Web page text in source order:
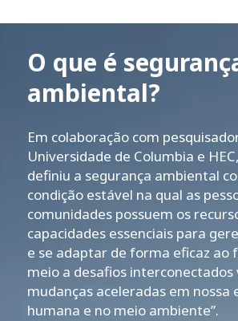
O que é
ambiental?
Em colaboração com
Universidade de Columbia e
definiu a segurança ambiental
condição estável na qual as
comunidades possuem os
capacidades essenciais para
e se adaptar de forma eficaz ao
meio a desafios interconectados
mudanças aceleradas em nossa
humana e no meio ambiente”.